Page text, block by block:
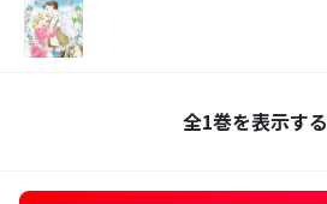
全1巻を表示する